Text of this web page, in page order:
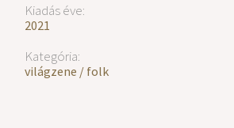
Kiadás éve:
2021
Kategória:
világzene / folk